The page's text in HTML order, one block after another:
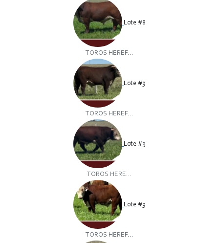
Lote #8
TOROS HEREF...
Lote #9
TOROS HEREF...
Lote #9
TOROS HERE...
Lote #9
TOROS HEREF...